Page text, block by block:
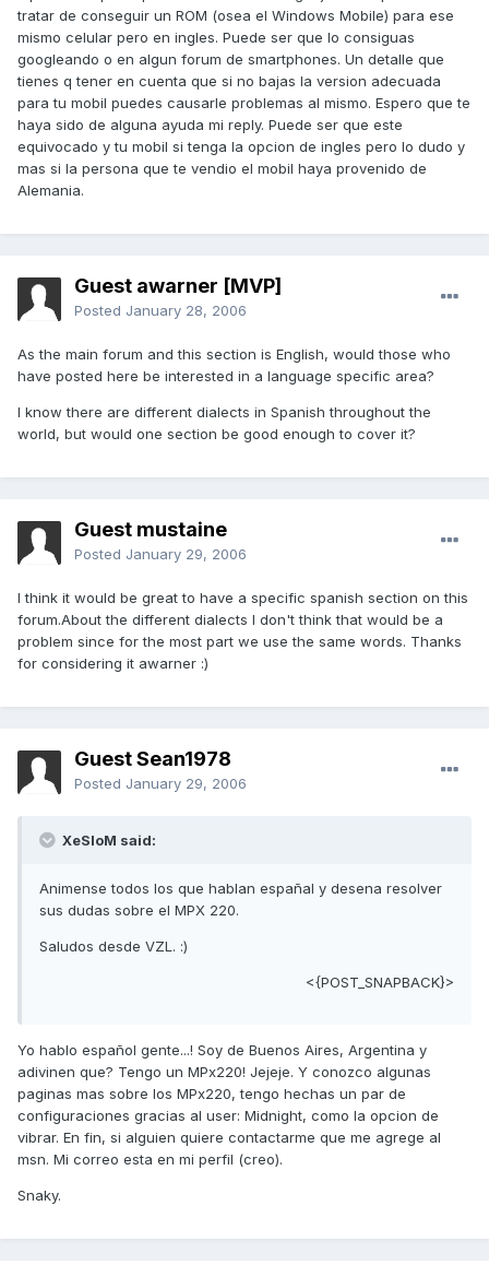
tratar de conseguir un ROM (osea el Windows Mobile) para ese
mismo celular pero en ingles. Puede ser que lo consiguas
googleando o en algun forum de smartphones. Un detalle que
tienes q tener en cuenta que si no bajas la version adecuada
para tu mobil puedes causarle problemas al mismo. Espero que te
haya sido de alguna ayuda mi reply. Puede ser que este
equivocado y tu mobil si tenga la opcion de ingles pero lo dudo y
mas si la persona que te vendio el mobil haya provenido de
Alemania.
Guest awarner [MVP]
Posted January 28, 2006
As the main forum and this section is English, would those who
have posted here be interested in a language specific area?
I know there are different dialects in Spanish throughout the
world, but would one section be good enough to cover it?
Guest mustaine
Posted January 29, 2006
I think it would be great to have a specific spanish section on this
forum.About the different dialects I don't think that would be a
problem since for the most part we use the same words. Thanks
for considering it awarner :)
Guest Sean1978
Posted January 29, 2006
XeSIoM said:
Animense todos los que hablan españal y desena resolver
sus dudas sobre el MPX 220.
Saludos desde VZL. :)
<{POST_SNAPBACK}>
Yo hablo español gente...! Soy de Buenos Aires, Argentina y
adivinen que? Tengo un MPx220! Jejeje. Y conozco algunas
paginas mas sobre los MPx220, tengo hechas un par de
configuraciones gracias al user: Midnight, como la opcion de
vibrar. En fin, si alguien quiere contactarme que me agrege al
msn. Mi correo esta en mi perfil (creo).
Snaky.